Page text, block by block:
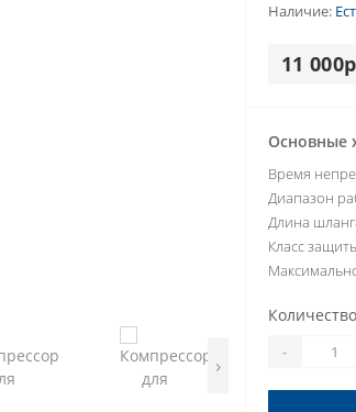
›
Наличие:
11
Основные
Время
Диапазон
Длина
Класс
-